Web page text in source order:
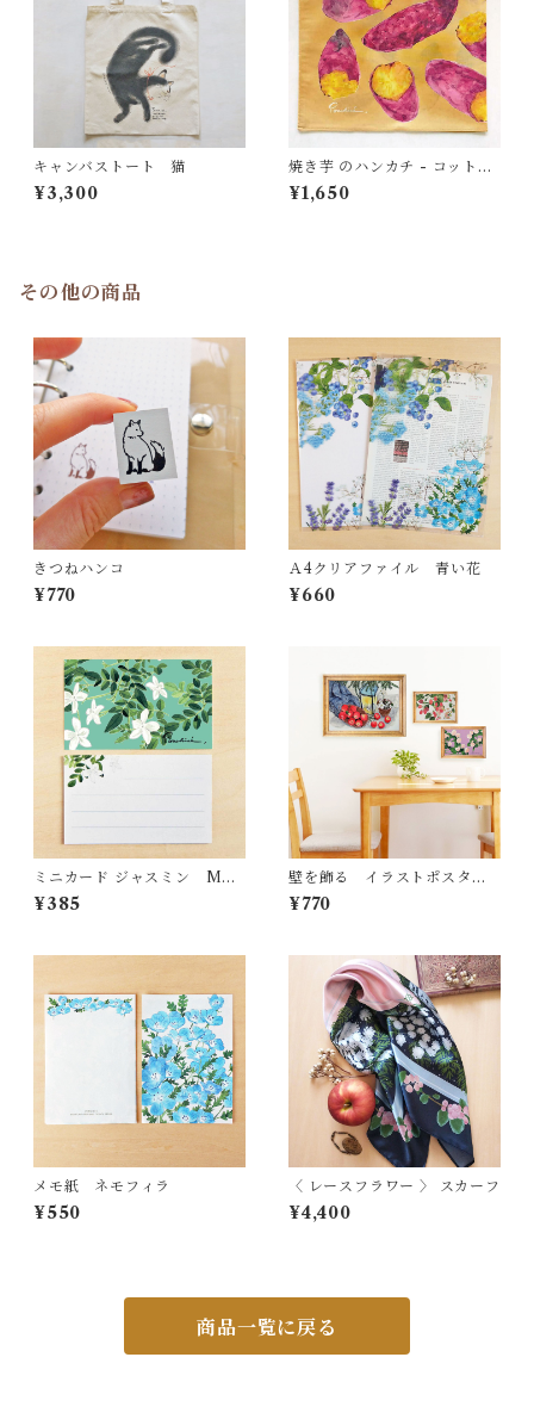
キャンバストート 猫
¥3,300
焼き芋 のハンカチ - コット
ン・すこし大きめ - スカーフ
にも
¥1,650
その他の商品
きつねハンコ
¥770
Ａ4クリアファイル 青い花
¥660
ミニカード ジャスミン MC1
8
¥385
壁を飾る イラストポスター
ポストカード おまかせセッ
ト 冬
¥770
メモ紙 ネモフィラ
¥550
〈 レースフラワー 〉 スカーフ
¥4,400
商品一覧に戻る